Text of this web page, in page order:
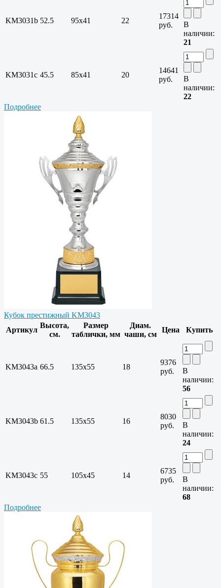
KM3031b 52.5 95х41 22
17314
руб.
В
наличии:
21
KM3031c 45.5 85х41 20
14641
руб.
В
наличии:
22
Подробнее
Кубок престижный KM3043
Артикул
Высота,
см.
Размер
таблички, мм
Диам.
чаши, см
Цена Купить
KM3043a 66.5 135х55 18
9376
руб.
В
наличии:
56
KM3043b 61.5 135х55 16
8030
руб.
В
наличии:
24
KM3043c 55 105х45 14
6735
руб.
В
наличии:
68
Подробнее